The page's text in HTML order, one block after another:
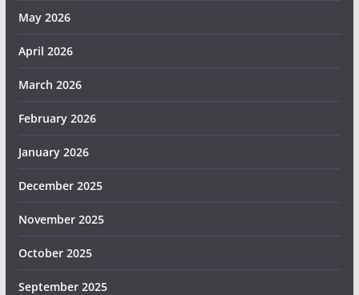
May 2026
April 2026
March 2026
February 2026
January 2026
December 2025
November 2025
October 2025
September 2025